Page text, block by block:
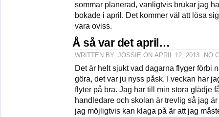
sommar planerad, vanligtvis brukar jag
bokade i april. Det kommer väl att lösa
vara oviss.
Å så var det april…
WRITTEN BY: JOSSIE ON APRIL 12, 2013 NO
Det är helt sjukt vad dagarna flyger förbi
göra, det var ju nyss påsk. I veckan har
flyter på bra. Jag har till min stora glädje
handledare och skolan är trevlig så jag
jag möjligtvis kan klaga på är att jag